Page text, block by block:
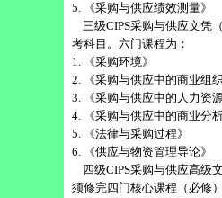
5. 《采购与供应绩效测量》
三级CIPS采购与供应文凭
考科目。六门课程为：
1. 《采购环境》
2. 《采购与供应中的商业组
3. 《采购与供应中的人力资
4. 《采购与供应中的商业分
5. 《法律与采购过程》
6. 《供应与物资管理导论》
四级CIPS采购与供应高级
须修完四门核心课程（必修